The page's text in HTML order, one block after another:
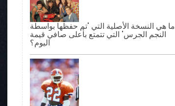
ما هي النسخة الأصلية التي 'تم حفظها بواسطة
النجم الجرس' التي تتمتع بأعلى صافي قيمة
اليوم؟